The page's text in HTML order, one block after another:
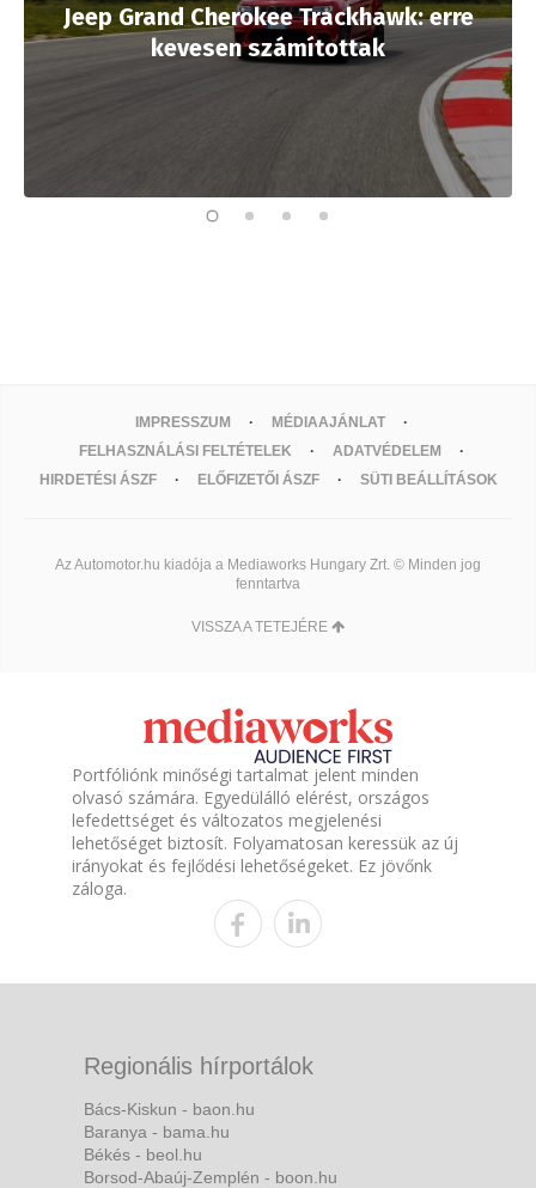
Jeep Grand Cherokee Trackhawk: erre
kevesen számítottak
IMPRESSZUM
MÉDIAAJÁNLAT
FELHASZNÁLÁSI FELTÉTELEK
ADATVÉDELEM
HIRDETÉSI ÁSZF
ELŐFIZETŐI ÁSZF SÜTI BEÁLLÍTÁSOK
Az Automotor.hu kiadója a Mediaworks Hungary Zrt. © Minden jog
fenntartva
VISSZA A TETEJÉRE
Portfóliónk minőségi tartalmat jelent minden
olvasó számára. Egyedülálló elérést, országos
lefedettséget és változatos megjelenési
lehetőséget biztosít. Folyamatosan keressük az új
irányokat és fejlődési lehetőségeket. Ez jövőnk
záloga.
Regionális hírportálok
Bács-Kiskun - baon.hu
Baranya - bama.hu
Békés - beol.hu
Borsod-Abaúj-Zemplén - boon.hu